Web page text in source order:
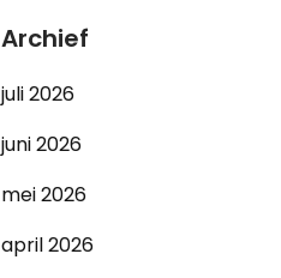
Archief
juli 2026
juni 2026
mei 2026
april 2026